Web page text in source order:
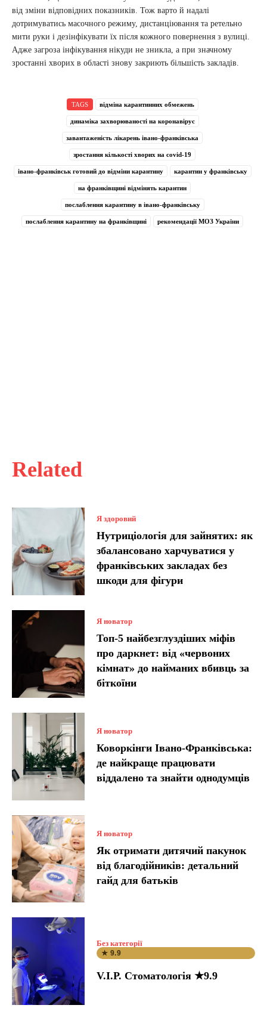
Related
Я здоровий
Нутриціологія для зайнятих: як
збалансовано харчуватися у
франківських закладах без
шкоди для фігури
Я новатор
Топ-5 найбезглуздіших міфів
про даркнет: від «червоних
кімнат» до найманих вбивць за
біткоїни
Я новатор
Коворкінги Івано-Франківська:
де найкраще працювати
віддалено та знайти однодумців
Я новатор
Як отримати дитячий пакунок
від благодійників: детальний
гайд для батьків
Без категорії
★ 9.9
V.I.P. Стоматологія ★9.9
від зміни відповідних показників. Тож варто й надалі
дотримуватись масочного режиму, дистанціювання та ретельно
мити руки і дезінфікувати їх після кожного повернення з вулиці.
Адже загроза інфікування нікуди не зникла, а при значному
зростанні хворих в області знову закриють більшість закладів.
TAGS відміна карантинних обмежень
динаміка захворюваності на коронавірус
завантаженість лікарень івано-франківська
зростання кількості хворих на covid-19
івано-франківськ готовий до відміни карантину карантин у франківську
на франківщині відмінять карантин
послаблення карантину в івано-франківську
послаблення карантину на франківщині рекомендації МОЗ України